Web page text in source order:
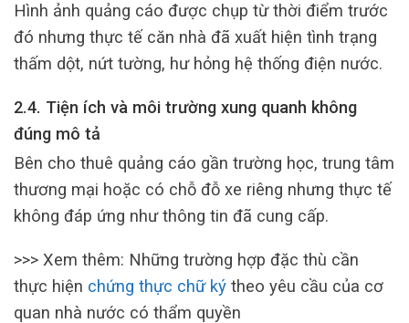
Hình ảnh quảng cáo được chụp từ thời điểm trước
đó nhưng thực tế căn nhà đã xuất hiện tình trạng
thấm dột, nứt tường, hư hỏng hệ thống điện nước.
2.4. Tiện ích và môi trường xung quanh không
đúng mô tả
Bên cho thuê quảng cáo gần trường học, trung tâm
thương mại hoặc có chỗ đỗ xe riêng nhưng thực tế
không đáp ứng như thông tin đã cung cấp.
>>> Xem thêm: Những trường hợp đặc thù cần
thực hiện chứng thực chữ ký theo yêu cầu của cơ
quan nhà nước có thẩm quyền